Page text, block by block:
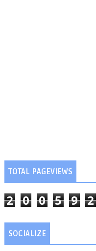
TOTAL PAGEVIEWS
2 0 0 5 9 2
SOCIALIZE